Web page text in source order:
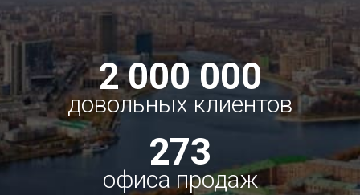
2 000 000
довольных клиентов
273
офиса продаж